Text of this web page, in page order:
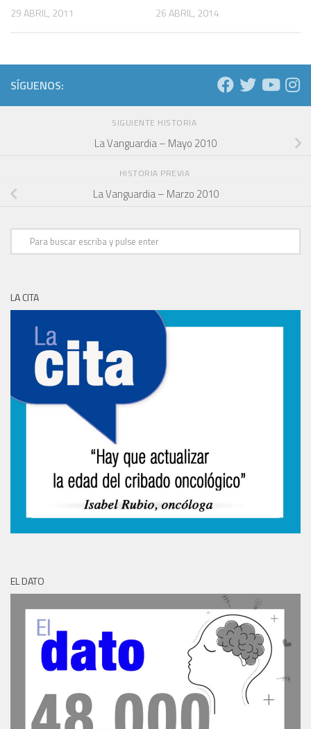
29 ABRIL, 2011 26 ABRIL, 2014
SÍGUENOS:
SIGUIENTE HISTORIA
La Vanguardia – Mayo 2010
HISTORIA PREVIA
La Vanguardia – Marzo 2010
LA CITA
EL DATO